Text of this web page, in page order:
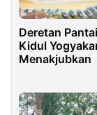
Deretan
Kidul
Menakjubkan